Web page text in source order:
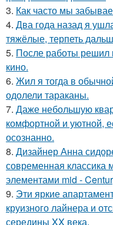
3. Как часто мы
4. Два года назад я
тяжёлые, терпеть
5. После работы решил
кино.
6. Жил я тогда в
одолели тараканы.
7. Даже небольшую
комфортной и уютной,
осознанно.
8. Дизайнер Анна
современная классика
элементами mid -
9. Эти яркие
круизного лайнера и
середины XX века.